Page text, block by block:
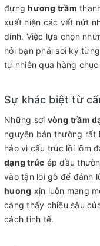
đựnghương trầm
xuất hiện các vết nứt
dính. Việc lựa chọn
hỏi bạn phải soi kỹ
tự nhiên qua hàng chục
Sự khác biệt từ
Những sợi vòng trầm
nguyên bản thường rất
hảo vì cấu trúc lồi lõm
dạng trúc ép dầu
vào tận lõi gỗ để đánh
huong xịn luôn mang
càng thấy chiều sâu
cách tinh tế.